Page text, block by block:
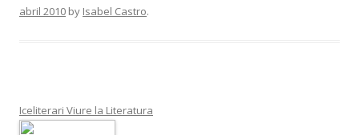
abril 2010 by Isabel Castro.
Iceliterari Viure la Literatura